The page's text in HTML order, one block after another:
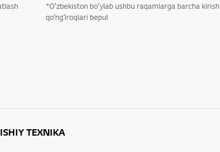
*O'zbekiston bo'ylab ushbu raqamlarga barcha kirish
qoʻngʻiroqlari bepul
TEXNIKA